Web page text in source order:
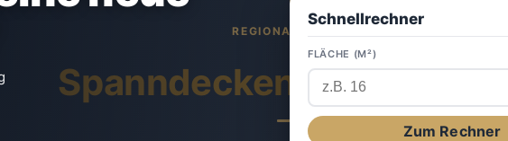
Schnellrechner
FLÄCHE (M²)
Zum Rechner
Spanndecken in Bad-